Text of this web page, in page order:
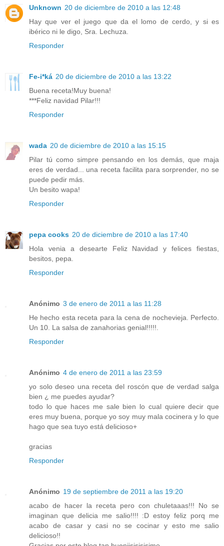
Unknown 20 de diciembre de 2010 a las 12:48
Hay que ver el juego que da el lomo de cerdo, y si es
ibérico ni le digo, Sra. Lechuza.
Responder
Fe-i*ká 20 de diciembre de 2010 a las 13:22
Buena receta!Muy buena!
***Feliz navidad Pilar!!!
Responder
wada 20 de diciembre de 2010 a las 15:15
Pilar tú como simpre pensando en los demás, que maja
eres de verdad... una receta facilita para sorprender, no se
puede pedir más.
Un besito wapa!
Responder
pepa cooks 20 de diciembre de 2010 a las 17:40
Hola venia a desearte Feliz Navidad y felices fiestas,
besitos, pepa.
Responder
Anónimo 3 de enero de 2011 a las 11:28
He hecho esta receta para la cena de nochevieja. Perfecto.
Un 10. La salsa de zanahorias genial!!!!!.
Responder
Anónimo 4 de enero de 2011 a las 23:59
yo solo deseo una receta del roscón que de verdad salga
bien ¿ me puedes ayudar?
todo lo que haces me sale bien lo cual quiere decir que
eres muy buena, porque yo soy muy mala cocinera y lo que
hago que sea tuyo está delicioso+
gracias
Responder
Anónimo 19 de septiembre de 2011 a las 19:20
acabo de hacer la receta pero con chuletaaas!!! No se
imaginan que delicia me salio!!!! :D estoy feliz porq me
acabo de casar y casi no se cocinar y esto me salio
delicioso!!